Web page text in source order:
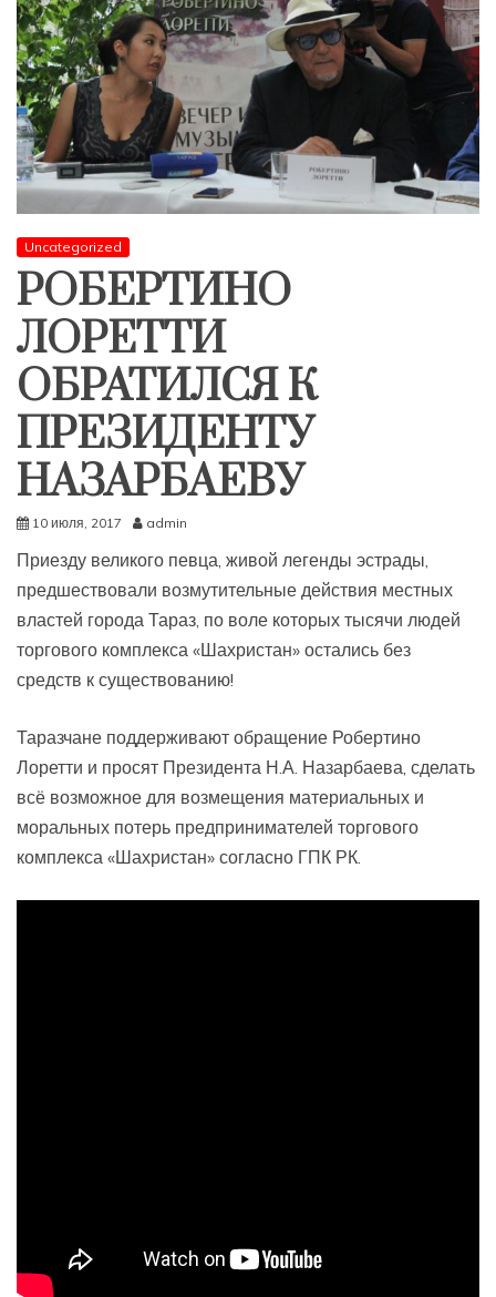
Uncategorized
РОБЕРТИНО
ЛОРЕТТИ
ОБРАТИЛСЯ К
ПРЕЗИДЕНТУ
НАЗАРБАЕВУ
10 июля, 2017 admin
Приезду великого певца, живой легенды эстрады,
предшествовали возмутительные действия местных
властей города Тараз, по воле которых тысячи людей
торгового комплекса «Шахристан» остались без
средств к существованию!
Таразчане поддерживают обращение Робертино
Лоретти и просят Президента Н.А. Назарбаева, сделать
всё возможное для возмещения материальных и
моральных потерь предпринимателей торгового
комплекса «Шахристан» согласно ГПК РК.